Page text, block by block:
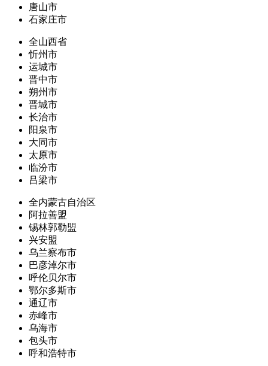
唐山市
石家庄市
全山西省
忻州市
运城市
晋中市
朔州市
晋城市
长治市
阳泉市
大同市
太原市
临汾市
吕梁市
全内蒙古自治区
阿拉善盟
锡林郭勒盟
兴安盟
乌兰察布市
巴彦淖尔市
呼伦贝尔市
鄂尔多斯市
通辽市
赤峰市
乌海市
包头市
呼和浩特市